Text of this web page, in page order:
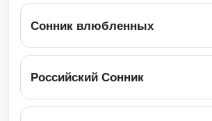
Сонник влюбленных
Российский Сонник